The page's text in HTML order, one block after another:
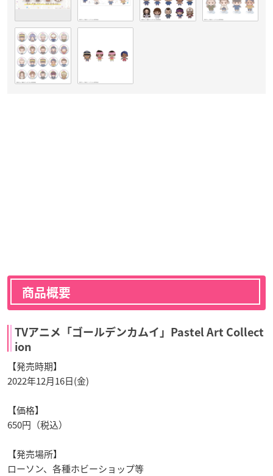
商品概要
TVアニメ「ゴールデンカムイ」Pastel Art Collect
ion
【発売時期】
2022年12月16日(金)
【価格】
650円（税込）
【発売場所】
ローソン、各種ホビーショップ等